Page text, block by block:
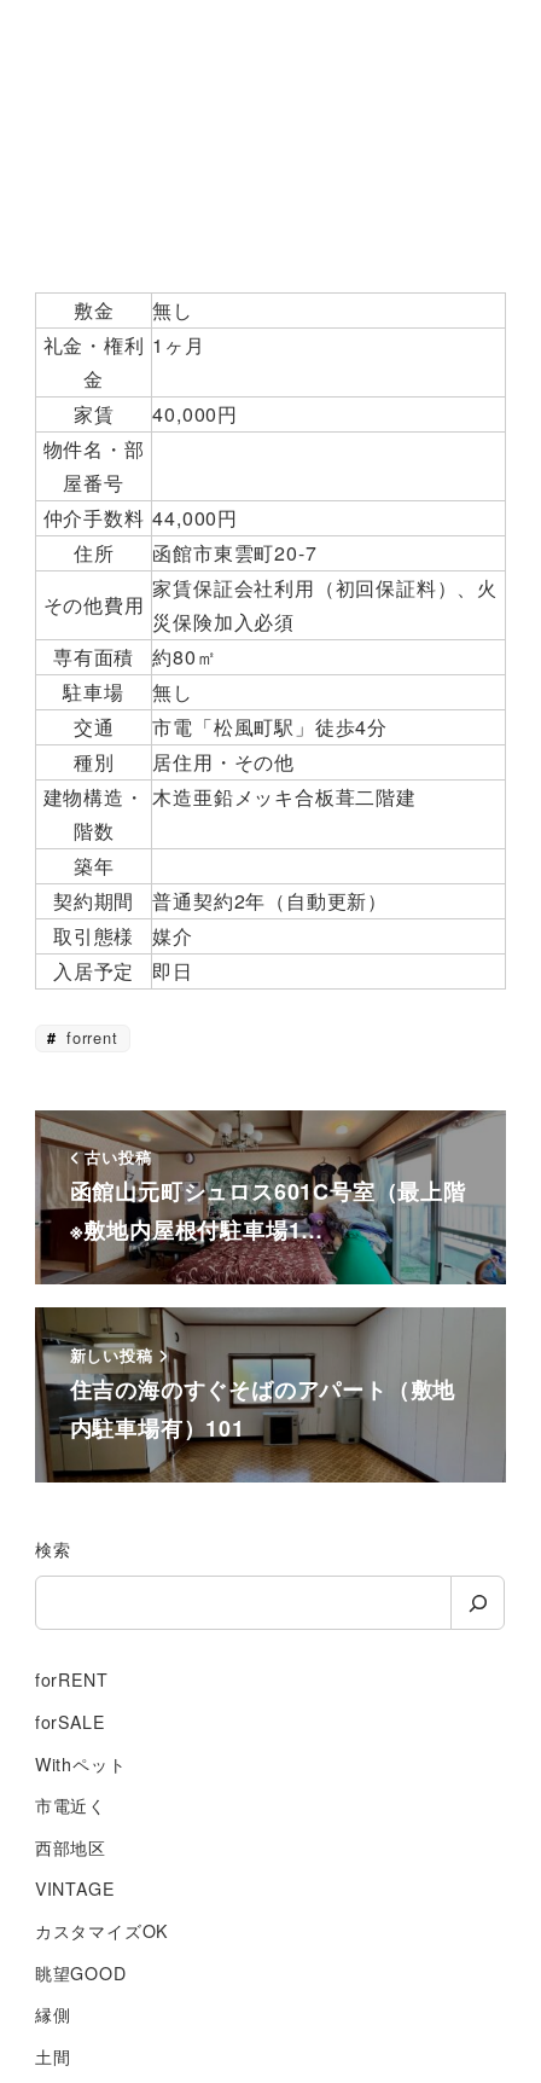
敷金
無し
礼金・権利
金
1ヶ月
家賃
40,000円
物件名・部
屋番号
仲介手数料 44,000円
住所
函館市東雲町20-7
その他費用
家賃保証会社利用（初回保証料）、火
災保険加入必須
専有面積
約80㎡
駐車場
無し
交通
市電「松風町駅」徒歩4分
種別
居住用・その他
建物構造・
階数
木造亜鉛メッキ合板葺二階建
築年
契約期間
普通契約2年（自動更新）
取引態様
媒介
入居予定
即日
forrent
古い投稿
函館山元町シュロス601C号室（最上階
※敷地内屋根付駐車場1…
新しい投稿
住吉の海のすぐそばのアパート（敷地
内駐車場有）101
検索
forRENT
forSALE
Withペット
市電近く
西部地区
VINTAGE
カスタマイズOK
眺望GOOD
縁側
土間